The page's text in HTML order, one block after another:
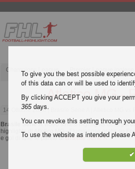
Champions League Premier League inglese
Atletico MG -
14 Ottobre 2020| Brasile Serie A | Atletico MG vs
Brasile Serie A video sintesi highlights della
highlights di Atletico MG - Fluminense gratis su
e gol di tutte le partite diBrasile Serie A ..
To give you the best possible
of this data can or will be used to
By clicking ACCEPT you give your
365days.
You can revoke this setting through
To use the website as intended please
✔